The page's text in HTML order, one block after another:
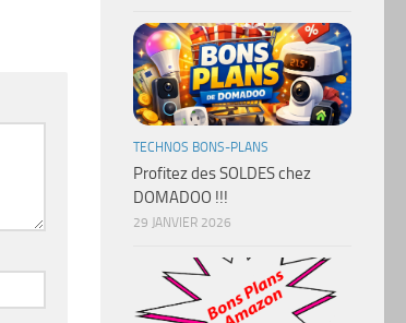
TECHNOS BONS-PLANS
Profitez des SOLDES chez
DOMADOO !!!
29 JANVIER 2026